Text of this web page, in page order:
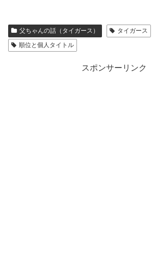
父ちゃんの話（タイガース）
タイガース
順位と個人タイトル
スポンサーリンク